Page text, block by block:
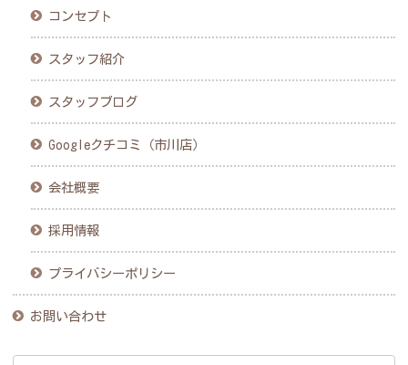
コンセプト
スタッフ紹介
スタッフブログ
Googleクチコミ（市川店）
会社概要
採用情報
プライバシーポリシー
お問い合わせ